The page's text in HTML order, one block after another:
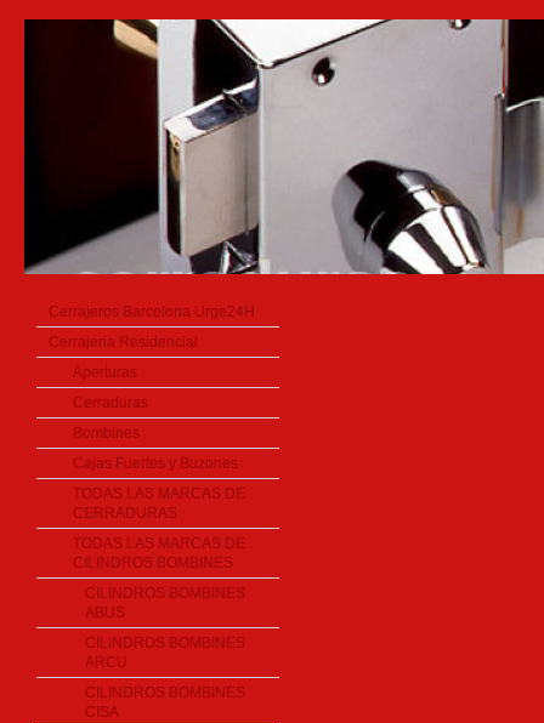
Cerrajeros Barcelona Urge24H
Cerrajeria Residencial
Aperturas
Cerraduras
Bombines
Cajas Fuertes y Buzones
TODAS LAS MARCAS DE
CERRADURAS
TODAS LAS MARCAS DE
CILINDROS BOMBINES
CILINDROS BOMBINES
ABUS
CILINDROS BOMBINES
ARCU
CILINDROS BOMBINES
CISA